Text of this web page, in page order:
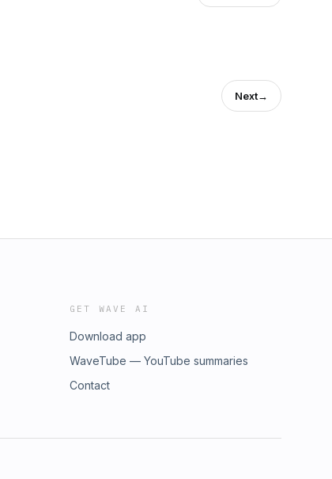
Next→
GET WAVE AI
Download app
WaveTube — YouTube summaries
Contact